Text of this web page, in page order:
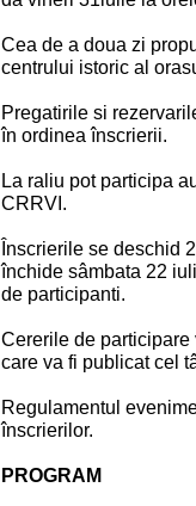
Cea de a doua zi
centrului istoric al
Pregatirile si
în ordinea înscrierii.
La raliu pot participa
CRRVI.
Înscrierile se deschid
închide sâmbata 22
de participanti.
Cererile de
care va fi publicat cel
Regulamentul
înscrierilor.
PROGRAM